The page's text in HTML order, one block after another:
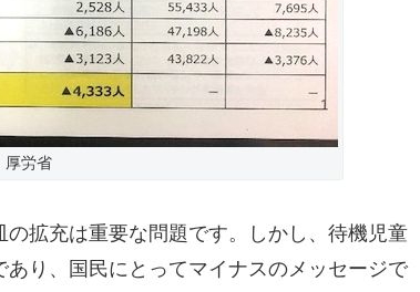
厚労省
拡充は重要な問題です。しかし、待機児童
り、国民にとってマイナスのメッセージで